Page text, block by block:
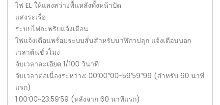
ไฟ EL ให้แสงสว่างพื้นหลังทั้งหน้าปัด
แสงระเรื่อ
ระบบไฟกะพริบแจ้งเตือน
ไฟแจ้งเตือนพร้อมระบบสั่นสำหรับนาฬิกาปลุก แจ้งเตือนบอก
เวลาต้นชั่วโมง
จับเวลาละเอียด 1/100 วินาที
จับเวลาต่อเนื่องระหว่าง: 00’00″00~59’59″99 (สำหรับ 60 นาที
แรก)
1:00’00~23:59’59 (หลังจาก 60 นาทีแรก)